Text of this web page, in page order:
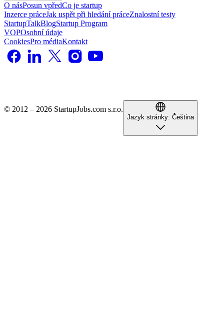
O násPosun vpředCo je startup
Inzerce práceJak uspět při hledání práceZnalostní testy
StartupTalkBlogStartup Program
VOPOsobní údaje
CookiesPro médiaKontakt
© 2012 – 2026 StartupJobs.com s.r.o.
Jazyk stránky: Čeština